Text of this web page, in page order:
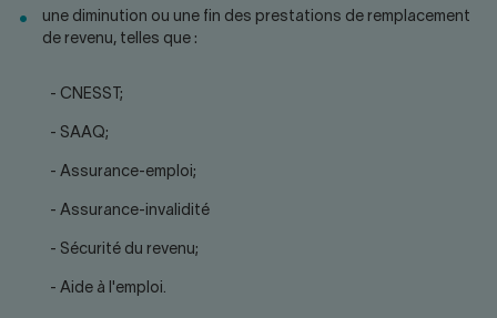
une diminution ou une fin des prestations de remplacement
de revenu, telles que :
- CNESST;
- SAAQ;
- Assurance-emploi;
- Assurance-invalidité
- Sécurité du revenu;
- Aide à l'emploi.